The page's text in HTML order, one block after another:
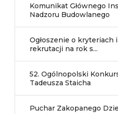
Komunikat Głównego
Nadzoru Budowlanego
Ogłoszenie o kryteriach
rekrutacji na rok s...
52. Ogólnopolski
Tadeusza Staicha
Puchar Zakopanego